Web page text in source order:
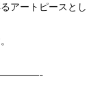
アートピースとし